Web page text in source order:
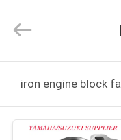
PRODUCTOS
Block.,Ltd.
Developed
iron engine block